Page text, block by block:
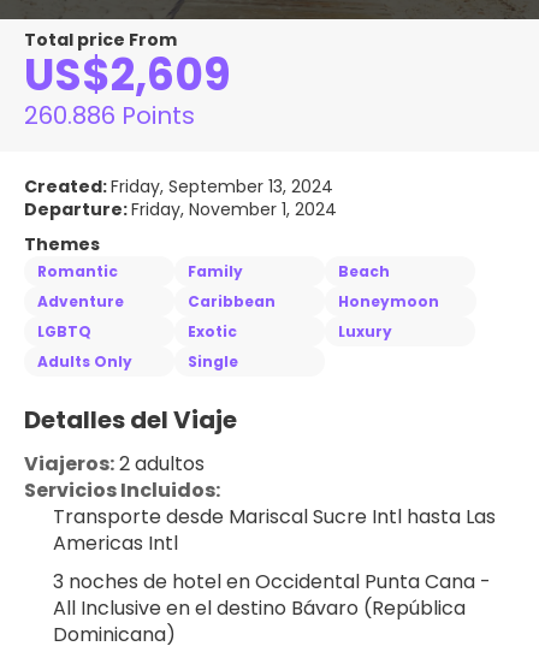
Total price From
US$2,609
260.886 Points
Created:Friday, September 13, 2024
Departure:Friday, November 1, 2024
Themes
Romantic Family
Beach
Adventure
Caribbean
Honeymoon
LGBTQ
Exotic
Luxury
Adults Only
Single
Detalles del Viaje
Viajeros: 2 adultos
Servicios Incluidos:
Transporte desde Mariscal Sucre Intl hasta Las
Americas Intl
3 noches de hotel en Occidental Punta Cana -
All Inclusive en el destino Bávaro (República
Dominicana)